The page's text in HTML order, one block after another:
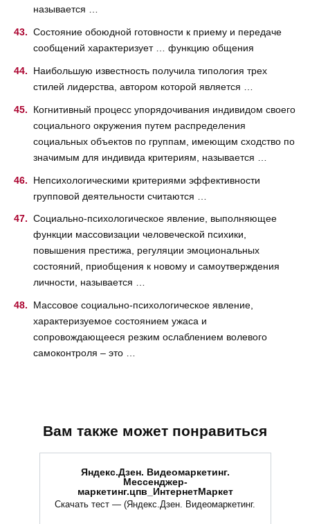
называется …
Состояние обоюдной готовности к приему и передаче
сообщений характеризует … функцию общения
Наибольшую известность получила типология трех
стилей лидерства, автором которой является …
Когнитивный процесс упорядочивания индивидом своего
социального окружения путем распределения
социальных объектов по группам, имеющим сходство по
значимым для индивида критериям, называется …
Непсихологическими критериями эффективности
групповой деятельности считаются …
Социально-психологическое явление, выполняющее
функции массовизации человеческой психики,
повышения престижа, регуляции эмоциональных
состояний, приобщения к новому и самоутверждения
личности, называется …
Массовое социально-психологическое явление,
характеризуемое состоянием ужаса и
сопровождающееся резким ослаблением волевого
самоконтроля – это …
Вам также может понравиться
Яндекс.Дзен. Видеомаркетинг.
Мессенджер-
маркетинг.цпв_ИнтернетМаркет
Скачать тест — (Яндекс.Дзен. Видеомаркетинг.